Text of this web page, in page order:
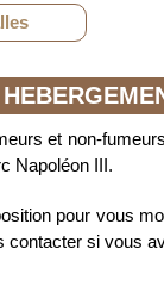
et non-
Napoléon III.
pour vous
contacter si vous